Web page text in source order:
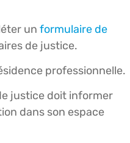
un formulaire de
de justice.
professionnelle.
justice doit informer
dans son espace